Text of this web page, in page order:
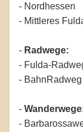
- Nordhessen
- Mittleres
- Radwege:
- Fulda-
-
-
-